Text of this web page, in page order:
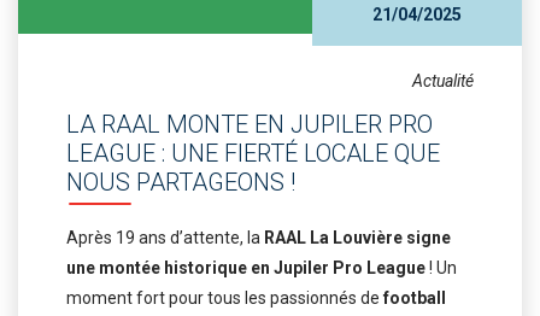
21/04/2025
Actualité
LA RAAL MONTE EN JUPILER PRO
LEAGUE : UNE FIERTÉ LOCALE QUE
NOUS PARTAGEONS !
Après 19 ans d’attente, la RAAL La Louvière signe
une montée historique en Jupiler Pro League! Un
moment fort pour tous les passionnés defootball